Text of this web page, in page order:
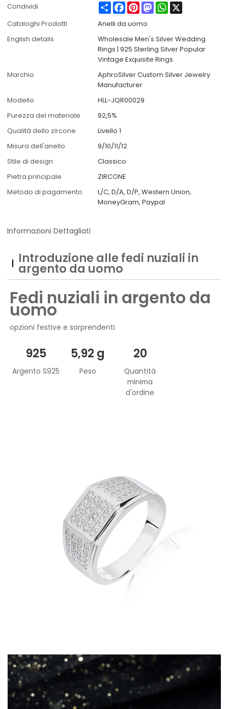
Condividi ShareFacebook
PinterestMastodonWhatsApp
Cataloghi Prodotti
Anelli da uomo
English details
Wholesale Men's Silver Wedding
Rings | 925 Sterling Silver Popular
Vintage Exquisite Rings
Marchio
AphroSilver Custom Silver Jewelry
Manufacturer
Modello
HLL-JQR00029
Purezza del materiale
92,5%
Qualità dello zircone
Livello 1
Misura dell'anello
9/10/11/12
Stile di design
Classico
Pietra principale
ZIRCONE
Metodo di pagamento
L/C, D/A, D/P, Western Union,
MoneyGram, Paypal
Informazioni Dettagliati
Introduzione alle fedi nuziali in
argento da uomo
Fedi nuziali in argento da
uomo
opzioni festive e sorprendenti
925
Argento S925
5,92 g
Peso
20
Quantità
minima
d'ordine